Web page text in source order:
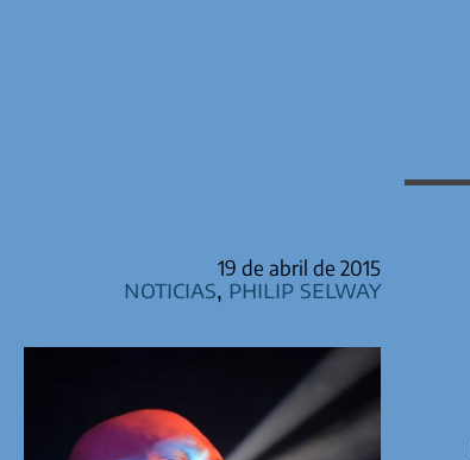
19 de abril de 2015
Noticias Philip Selway